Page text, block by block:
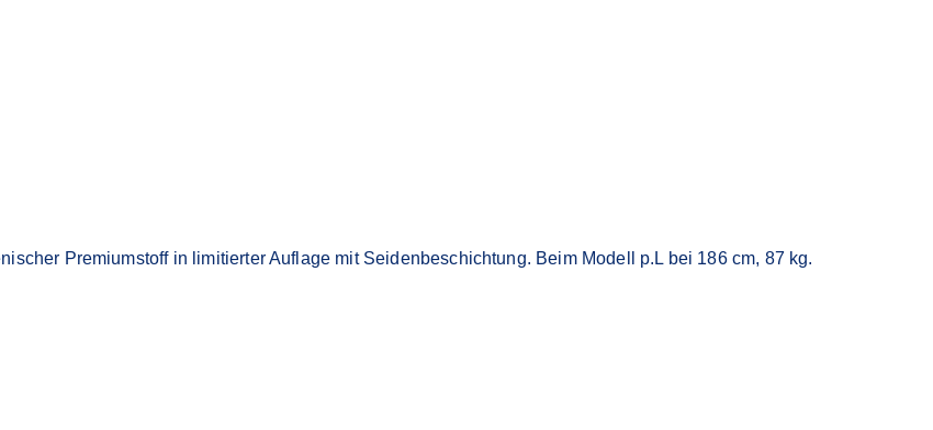
Premiumstoff in limitierter Auflage mit Seidenbeschichtung. Beim Modell p.L bei 186 cm, 87 kg.